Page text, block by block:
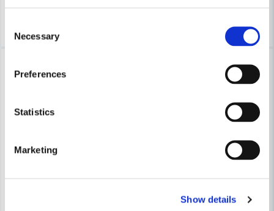
Selection
Necessary
Preferences
Statistics
Marketing
Show details